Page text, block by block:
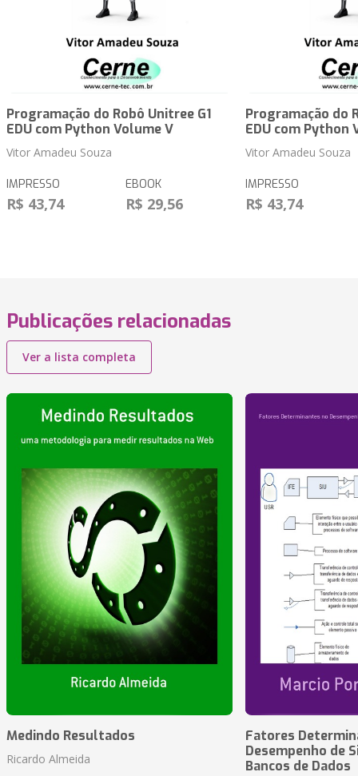
Programação do Robô Unitree G1
EDU com Python Volume V
Vitor Amadeu Souza
IMPRESSO
R$ 43,74
EBOOK
R$ 29,56
Programação do
EDU com Python
Vitor Amadeu Souza
IMPRESSO
R$ 43,74
Publicações relacionadas
Ver a lista completa
Medindo Resultados
Ricardo Almeida
Fatores
Desempenho de
Bancos de Dados